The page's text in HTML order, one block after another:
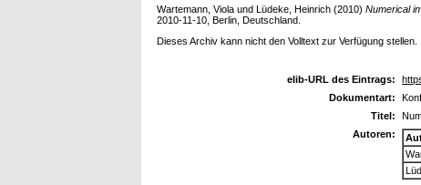
Wartemann, Viola und Lüdeke, Heinrich (2010) Numerical
2010-11-10, Berlin, Deutschland.
Dieses Archiv kann nicht den Volltext zur Verfügung stellen.
elib-URL des Eintrags:
Dokumentart:
Titel:
Autoren: